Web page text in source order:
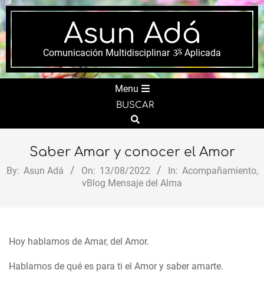
Skip
to
content
Asun Adá
Comunicación Multidisciplinar ૐ Aplicada
Menu
BUSCAR
Search
Saber Amar y conocer el Amor
By: Asun Adá On: 13/08/2022 In: Acompañamiento,
vBlog Mensaje del Alma
Hoy hablamos de Amar, del Amor.
Hablamos de qué es para ti el Amor y saber amarte.